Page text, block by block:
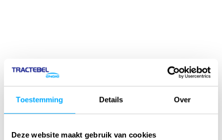
Toestemming Details Over
Deze website maakt gebruik van cookies